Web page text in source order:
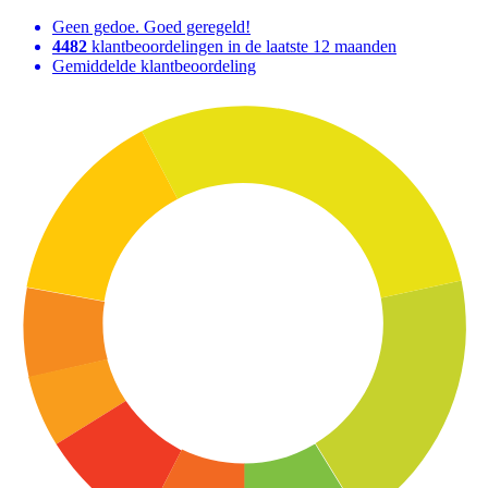
Geen gedoe. Goed geregeld!
4482 klantbeoordelingen in de laatste 12 maanden
Gemiddelde klantbeoordeling